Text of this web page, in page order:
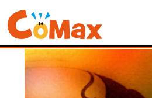
電子書籍マンガ CoMax(コマックス)公
LEGEND> SOMETIME LOVER4